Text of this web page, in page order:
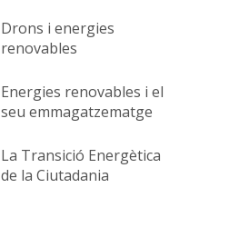
Drons i energies
renovables
Energies renovables i el
seu emmagatzematge
La Transició Energètica
de la Ciutadania